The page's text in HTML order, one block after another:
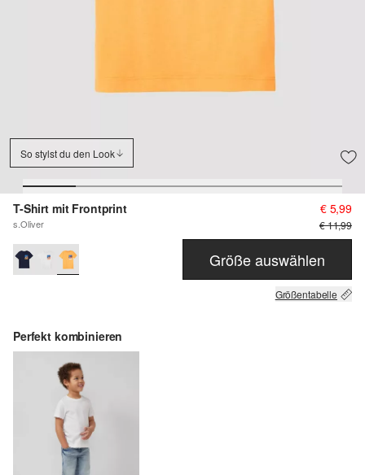
So stylst du den Look
T-Shirt mit Frontprint
s.Oliver
€ 5,99
€ 11,99
Größe auswählen
Größentabelle
Perfekt kombinieren